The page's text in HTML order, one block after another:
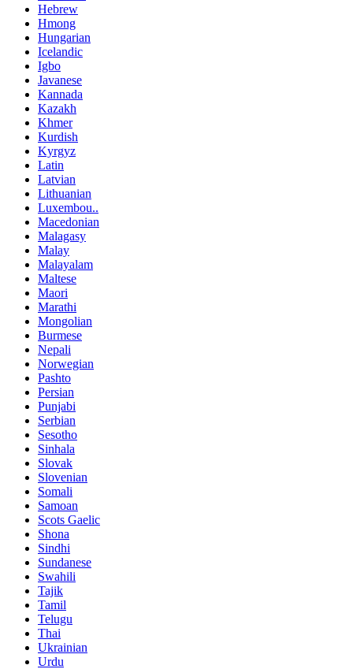
Hebrew
Hmong
Hungarian
Icelandic
Igbo
Javanese
Kannada
Kazakh
Khmer
Kurdish
Kyrgyz
Latin
Latvian
Lithuanian
Luxembou..
Macedonian
Malagasy
Malay
Malayalam
Maltese
Maori
Marathi
Mongolian
Burmese
Nepali
Norwegian
Pashto
Persian
Punjabi
Serbian
Sesotho
Sinhala
Slovak
Slovenian
Somali
Samoan
Scots Gaelic
Shona
Sindhi
Sundanese
Swahili
Tajik
Tamil
Telugu
Thai
Ukrainian
Urdu